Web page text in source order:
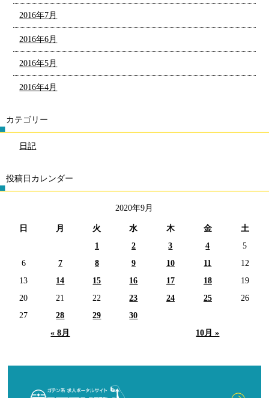
2016年7月
2016年6月
2016年5月
2016年4月
カテゴリー
日記
投稿日カレンダー
2020年9月
日 月 火 水 木 金 土
« 8月 10月 »
1 2 3 4
5
6
7 8 9 10 11
12
13
14 15 16 17 18
19
20
21 22 23 24 25
26
27
28 29 30